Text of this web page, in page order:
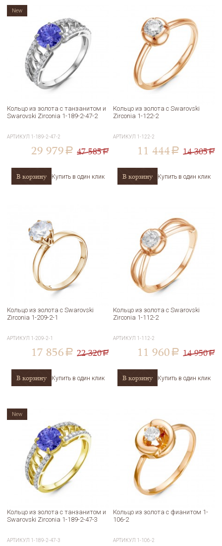
Кольцо из золота с танзанитом и
Swarovski Zirconia 1-189-2-47-2
АРТИКУЛ 1-189-2-47-2
29 979 a 47 585a
В корзину Купить в один клик
New
Кольцо из золота с Swarovski
Zirconia 1-122-2
АРТИКУЛ 1-122-2
11 444 a 14 305a
В корзину Купить в один клик
Кольцо из золота с Swarovski
Zirconia 1-209-2-1
АРТИКУЛ 1-209-2-1
17 856 a 22 320a
В корзину Купить в один клик
Кольцо из золота с Swarovski
Zirconia 1-112-2
АРТИКУЛ 1-112-2
11 960 a 14 950a
В корзину Купить в один клик
Кольцо из золота с танзанитом и
Swarovski Zirconia 1-189-2-47-3
АРТИКУЛ 1-189-2-47-3
New
Кольцо из золота с фианитом 1-
106-2
АРТИКУЛ 1-106-2